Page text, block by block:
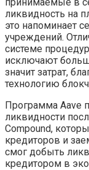
ликвидность на
это напоминает
учреждений.
системе
исключают
значит затрат,
технологию
Программа Aave
ликвидности
Compound,
кредиторов и
смог добыть
кредитором в